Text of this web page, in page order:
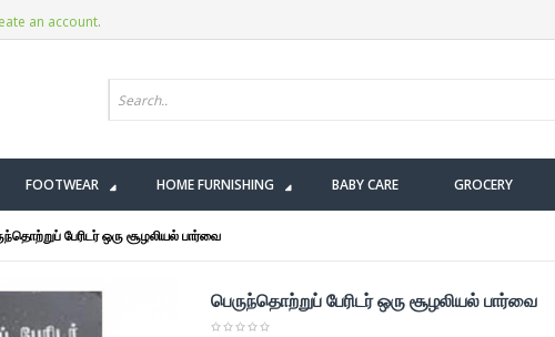
an account.
FOOTWEAR HOME FURNISHING BABY CARE GROCERY
பேரிடர் ஒரு சூழலியல் பார்வை
பெருந்தொற்றுப் பேரிடர் ஒரு சூழலியல் பார்வை